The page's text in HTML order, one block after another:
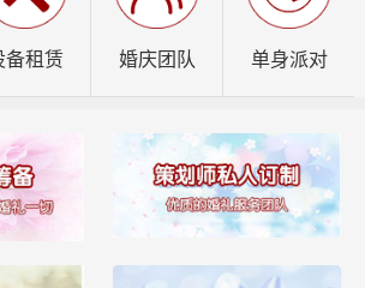
备租赁 婚庆团队 单身派对